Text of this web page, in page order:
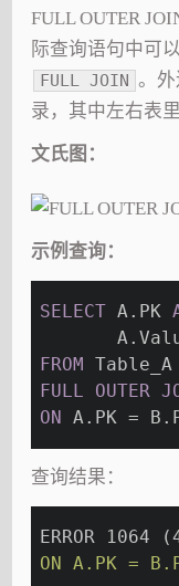
FULL OUTER
际查询语句中可
FULL JOIN 。
录，其中左右表
文氏图：
示例查询：
SELECT A.PK
FROM Table_A
FULL
OUTER
ON A.PK =
查询结果：
ERROR
ON A.PK =